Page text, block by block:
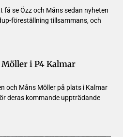
få se Özz och Måns sedan nyheten
föreställning tillsammans, och
i P4 Kalmar
och Måns Möller på plats i Kalmar
deras kommande uppträdande